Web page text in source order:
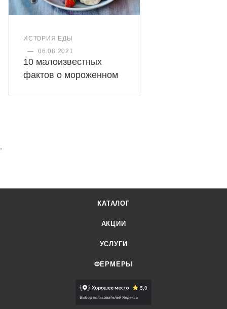
ИСТОРИЯ ЕДЫ
—
06.08.2021
10 малоизвестных
фактов о мороженном
.
КАТАЛОГ
АКЦИИ
УСЛУГИ
ФЕРМЕРЫ